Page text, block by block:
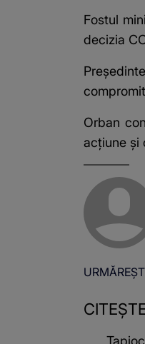
Fostul
decizia
Orban
acţiune şi